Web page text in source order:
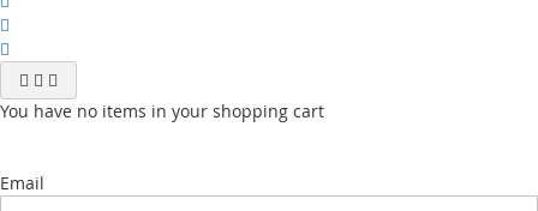
You have no items in your shopping cart
Email